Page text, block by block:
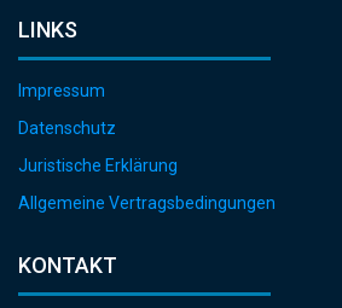
LINKS
Impressum
Datenschutz
Juristische Erklärung
Allgemeine Vertragsbedingungen
KONTAKT